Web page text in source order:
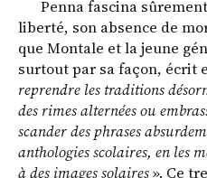
Penna fascina
liberté, son absence de
que Montale et la jeune
surtout par sa façon, écrit
reprendre les traditions
des rimes alternées ou
scander des phrases
anthologies scolaires, en les
à des images solaires». Ce